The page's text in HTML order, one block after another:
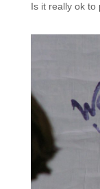
Is it really ok to